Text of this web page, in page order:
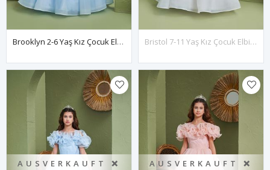
Brooklyn 2-6 Yaş Kız Çocuk Elbise 20169 Bebe Mavi Bristol 7-11 Yaş Kız Çocuk Elbise 30168 Kırık Beyaz
AUSVERKAUFT ❌ AUSVERKAUFT ❌